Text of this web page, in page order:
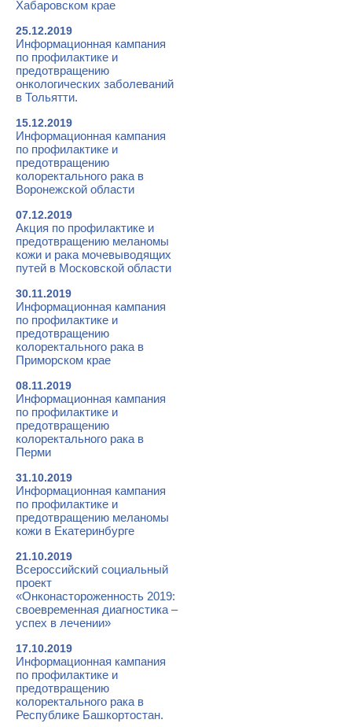
Хабаровском крае
25.12.2019
Информационная кампания
по профилактике и
предотвращению
онкологических заболеваний
в Тольятти.
15.12.2019
Информационная кампания
по профилактике и
предотвращению
колоректального рака в
Воронежской области
07.12.2019
Акция по профилактике и
предотвращению меланомы
кожи и рака мочевыводящих
путей в Московской области
30.11.2019
Информационная кампания
по профилактике и
предотвращению
колоректального рака в
Приморском крае
08.11.2019
Информационная кампания
по профилактике и
предотвращению
колоректального рака в
Перми
31.10.2019
Информационная кампания
по профилактике и
предотвращению меланомы
кожи в Екатеринбурге
21.10.2019
Всероссийский социальный
проект
«Онконастороженность 2019:
своевременная диагностика –
успех в лечении»
17.10.2019
Информационная кампания
по профилактике и
предотвращению
колоректального рака в
Республике Башкортостан.